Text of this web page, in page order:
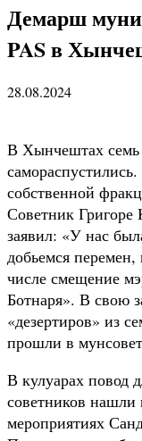
Демарш
PAS в
28.08.2024
В Хынчештах семь
собственной
Советник Григоре
заявил: «У нас
добьемся
числе смещение
Ботнаря». В свою
«дезертиров» из
прошли в
В кулуарах повод
советников
мероприятиях